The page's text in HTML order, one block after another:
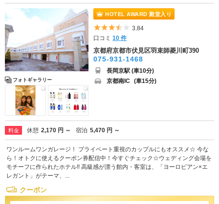
フォトギャラリー
HOTEL AWARD 殿堂入り
5つ星のうち3.5
3.84
口コミ10 件
京都府京都市伏見区羽束師菱川町390
075-931-1468
長岡京駅 (車10分)
京都南IC (車15分)
料金 休憩 2,170 円 ～ 宿泊 5,470 円 ～
ワンルームワンガレージ！ プライベート重視のカップルにもオススメ☆ 今な
ら！オトクに使えるクーポン券配信中！今すぐチェック☆ウェディング会場を
モチーフに作られたホテル!! 高級感が漂う館内・客室は、「ヨーロピアン×エ
レガント」がテーマ、...
クーポン